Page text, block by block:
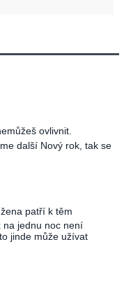
ovlivnit.
další Nový rok, tak se
patří k těm
na jednu noc není
jinde může užívat